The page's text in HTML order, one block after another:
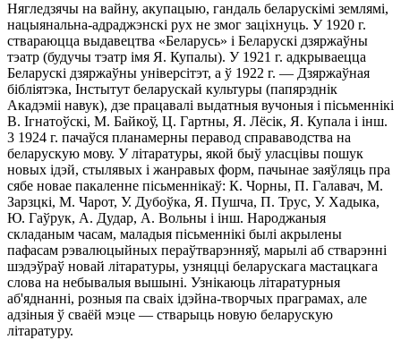
Нягледзячы на вайну, акупацыю, гандаль беларускімі землямі,
нацыянальна-адраджэнскі рух не змог заціхнуць. У 1920 г.
ствараюцца выдавецтва «Беларусь» і Беларускі дзяржаўны
тэатр (будучы тэатр імя Я. Купалы). У 1921 г. адкрываецца
Беларускі дзяржаўны універсітэт, а ў 1922 г. — Дзяржаўная
бібліятэка, Інстытут беларускай культуры (папярэднік
Акадэміі навук), дзе працавалі выдатныя вучоныя і пісьменнікі
В. Ігнатоўскі, М. Байкоў, Ц. Гартны, Я. Лёсік, Я. Купала і інш.
3 1924 г. пачаўся планамерны перавод справаводства на
беларускую мову. У літаратуры, якой быў уласцівы пошук
новых ідэй, стылявых і жанравых форм, пачынае заяўляць пра
сябе новае пакаленне пісьменнікаў: К. Чорны, П. Галавач, М.
Зарзцкі, М. Чарот, У. Дубоўка, Я. Пушча, П. Трус, У. Хадыка,
Ю. Гаўрук, А. Дудар, А. Вольны і інш. Народжаныя
складаным часам, маладыя пісьменнікі былі акрылены
пафасам рэвалюцыйных пераўтварэнняў, марылі аб стварэнні
шэдэўраў новай літаратуры, узняцці беларускага мастацкага
слова на небывалыя вышыні. Узнікаюць літаратурныя
аб'яднанні, розныя па сваіх ідэйна-творчых праграмах, але
адзіныя ў сваёй мэце — стварыць новую беларускую
літаратуру.